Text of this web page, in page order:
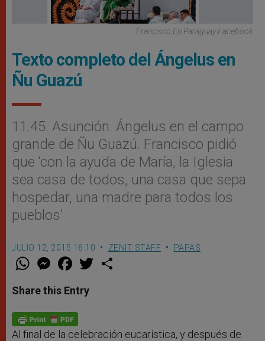
Francisco En Paraguay Facebook
Texto completo del Ángelus en
Ñu Guazú
11.45. Asunción. Ángelus en el campo
grande de Ñu Guazú. Francisco pidió
que ‘con la ayuda de María, la Iglesia
sea casa de todos, una casa que sepa
hospedar, una madre para todos los
pueblos’
JULIO 12, 2015 16:10 ZENIT STAFF PAPAS
W
t
s
p
p
M
e
s
e
g
e
r
F
a
e
b
o
k
w
Share this Entry
Al final de la celebración eucarística, y después de